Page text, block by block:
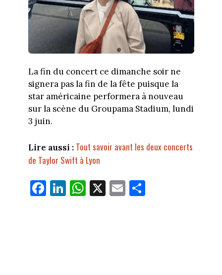
La fin du concert ce dimanche soir ne
signera pas la fin de la fête puisque la
star américaine performera à nouveau
sur la scène du Groupama Stadium, lundi
3 juin.
Lire aussi : Tout savoir avant les deux concerts
de Taylor Swift à Lyon
Fa
ce
Li
nk
W
ha
X E
m
Pa